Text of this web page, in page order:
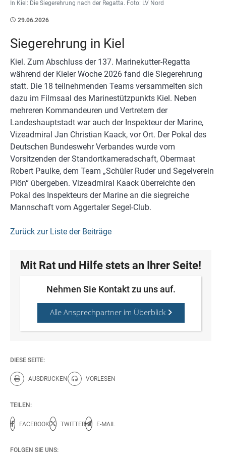
In Kiel: Die Siegerehrung nach der Regatta. Foto: LV Nord
29.06.2026
Siegerehrung in Kiel
Kiel. Zum Abschluss der 137. Marinekutter-Regatta
während der Kieler Woche 2026 fand die Siegerehrung
statt. Die 18 teilnehmenden Teams versammelten sich
dazu im Filmsaal des Marinestützpunkts Kiel. Neben
mehreren Kommandeuren und Vertretern der
Landeshauptstadt war auch der Inspekteur der Marine,
Vizeadmiral Jan Christian Kaack, vor Ort. Der Pokal des
Deutschen Bundeswehr Verbandes wurde vom
Vorsitzenden der Standortkameradschaft, Obermaat
Robert Paulke, dem Team „Schüler Ruder und Segelverein
Plön“ übergeben. Vizeadmiral Kaack überreichte den
Pokal des Inspekteurs der Marine an die siegreiche
Mannschaft vom Aggertaler Segel-Club.
Zurück zur Liste der Beiträge
Mit Rat und Hilfe stets an Ihrer Seite!
Nehmen Sie Kontakt zu uns auf.
Alle Ansprechpartner im Überblick
DIESE SEITE:
AUSDRUCKEN
Diese Seite drucken.
VORLESEN
Diese Seite vorlesen.
TEILEN:
FACEBOOK TWITTER E-MAIL
FOLGEN SIE UNS: